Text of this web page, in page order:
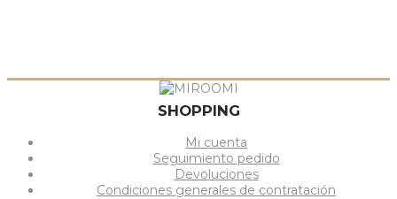
SHOPPING
Mi cuenta
Seguimiento pedido
Devoluciones
Condiciones generales de contratación